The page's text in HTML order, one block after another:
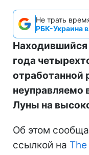
Не трать
РБК-Украина
Находившийся
года
отработанной
неуправляемо
Луны на
Об этом
ссылкой на